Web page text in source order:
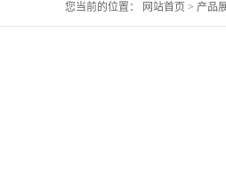
您当前的位置： 网站首页 > 产品